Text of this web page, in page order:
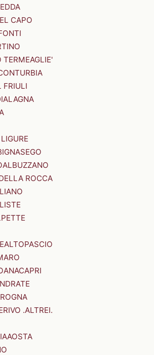
CAPO
TERMEAGLIE'
FRIULI
ALAGNA
ALBUZZANO
ROCCA
ALTOPASCIO
ANACAPRI
.ALTREI.
AOSTA